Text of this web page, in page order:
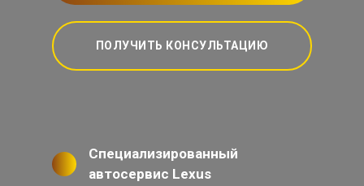
ПОЛУЧИТЬ КОНСУЛЬТАЦИЮ
Специализированный
автосервис Lexus